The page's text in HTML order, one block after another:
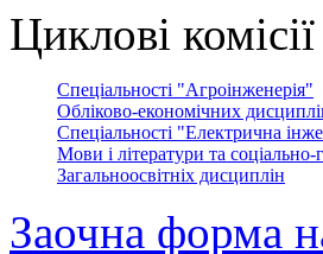
Циклові комісії
Спеціальності "Агроінженерія"
Обліково-економічних
Спеціальності "Електрична
Мови і літератури та
Загальноосвітніх дисциплін
Заочна форма